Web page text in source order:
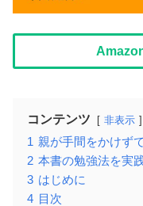
コンテンツ 非表示
1 親が手間をかけず
2 本書の勉強法を実
3 はじめに
4 目次